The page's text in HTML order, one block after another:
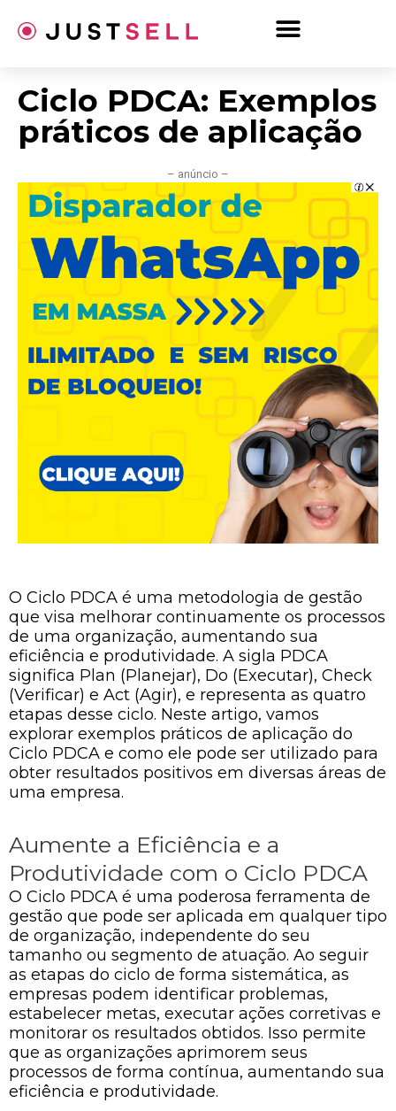
para
Ciclo PDCA: Exemplos
práticos de aplicação
– anúncio –
O Ciclo PDCA é uma metodologia de gestão
que visa melhorar continuamente os processos
de uma organização, aumentando sua
eficiência e produtividade. A sigla PDCA
significa Plan (Planejar), Do (Executar), Check
(Verificar) e Act (Agir), e representa as quatro
etapas desse ciclo. Neste artigo, vamos
explorar exemplos práticos de aplicação do
Ciclo PDCA e como ele pode ser utilizado para
obter resultados positivos em diversas áreas de
uma empresa.
Aumente a Eficiência e a
Produtividade com o Ciclo PDCA
O Ciclo PDCA é uma poderosa ferramenta de
gestão que pode ser aplicada em qualquer tipo
de organização, independente do seu
tamanho ou segmento de atuação. Ao seguir
as etapas do ciclo de forma sistemática, as
empresas podem identificar problemas,
estabelecer metas, executar ações corretivas e
monitorar os resultados obtidos. Isso permite
que as organizações aprimorem seus
processos de forma contínua, aumentando sua
eficiência e produtividade.